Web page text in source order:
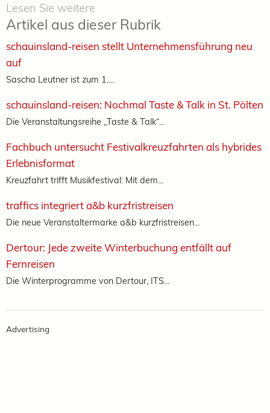
Lesen Sie weitere
Artikel aus dieser Rubrik
schauinsland-reisen stellt Unternehmensführung neu
auf
Sascha Leutner ist zum 1....
schauinsland-reisen: Nochmal Taste & Talk in St. Pölten
Die Veranstaltungsreihe „Taste & Talk“...
Fachbuch untersucht Festivalkreuzfahrten als hybrides
Erlebnisformat
Kreuzfahrt trifft Musikfestival: Mit dem...
traffics integriert a&b kurzfristreisen
Die neue Veranstaltermarke a&b kurzfristreisen...
Dertour: Jede zweite Winterbuchung entfällt auf
Fernreisen
Die Winterprogramme von Dertour, ITS...
Advertising